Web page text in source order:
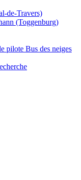
de-Travers)
(Toggenburg)
pilote Bus des neiges